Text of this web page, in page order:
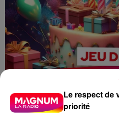
Le respect de
priorité